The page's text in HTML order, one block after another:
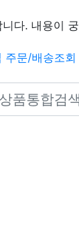
다. 내용이
주문/배송조회
icons